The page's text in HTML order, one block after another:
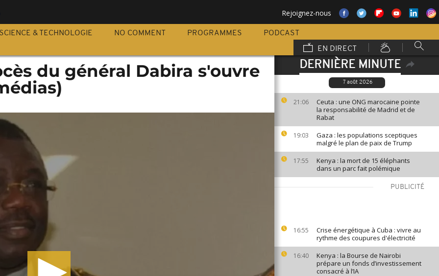
Rejoignez-nous
SCIENCE & TECHNOLOGIE NO COMMENT PROGRAMMES
PODCAST
EN DIRECT
DERNIÈRE MINUTE
7 août 2026
21:06
Ceuta : une ONG marocaine pointe
la responsabilité de Madrid et de
Rabat
19:03
Gaza : les populations sceptiques
malgré le plan de paix de Trump
17:55
Kenya : la mort de 15 éléphants
dans un parc fait polémique
PUBLICITÉ
16:55
Crise énergétique à Cuba : vivre au
rythme des coupures d'électricité
16:40
Kenya : la Bourse de Nairobi
prépare un fonds d’investissement
consacré à l’IA
du général Dabira s'ouvre